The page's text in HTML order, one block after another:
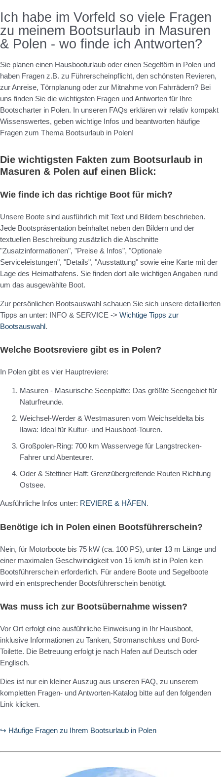
Ich habe im Vorfeld so viele Fragen
zu meinem Bootsurlaub in Masuren
& Polen - wo finde ich Antworten?
Sie planen einen Hausbooturlaub oder einen Segeltörn in Polen und
haben Fragen z.B. zu Führerscheinpflicht, den schönsten Revieren,
zur Anreise, Törnplanung oder zur Mitnahme von Fahrrädern? Bei
uns finden Sie die wichtigsten Fragen und Antworten für Ihre
Bootscharter in Polen. In unseren FAQs erklären wir relativ kompakt
Wissenswertes, geben wichtige Infos und beantworten häufige
Fragen zum Thema Bootsurlaub in Polen!
Die wichtigsten Fakten zum Bootsurlaub in
Masuren & Polen auf einen Blick:
Wie finde ich das richtige Boot für mich?
Unsere Boote sind ausführlich mit Text und Bildern beschrieben.
Jede Bootspräsentation beinhaltet neben den Bildern und der
textuellen Beschreibung zusätzlich die Abschnitte
"Zusatzinformationen", "Preise & Infos", "Optionale
Serviceleistungen", "Details", "Ausstattung" sowie eine Karte mit der
Lage des Heimathafens. Sie finden dort alle wichtigen Angaben rund
um das ausgewählte Boot.
Zur persönlichen Bootsauswahl schauen Sie sich unsere detaillierten
Tipps an unter: INFO & SERVICE -> Wichtige Tipps zur
Bootsauswahl .
Welche Bootsreviere gibt es in Polen?
In Polen gibt es vier Hauptreviere:
Masuren - Masurische Seenplatte: Das größte Seengebiet für
Naturfreunde.
Weichsel-Werder & Westmasuren vom Weichseldelta bis
Iława: Ideal für Kultur- und Hausboot-Touren.
Großpolen-Ring: 700 km Wasserwege für Langstrecken-
Fahrer und Abenteurer.
Oder & Stettiner Haff: Grenzübergreifende Routen Richtung
Ostsee.
Ausführliche Infos unter: REVIERE & HÄFEN.
Benötige ich in Polen einen Bootsführerschein?
Nein, für Motorboote bis 75 kW (ca. 100 PS), unter 13 m Länge und
einer maximalen Geschwindigkeit von 15 km/h ist in Polen kein
Bootsführerschein erforderlich. Für andere Boote und Segelboote
wird ein entsprechender Bootsführerschein benötigt.
Was muss ich zur Bootsübernahme wissen?
Vor Ort erfolgt eine ausführliche Einweisung in Ihr Hausboot,
inklusive Informationen zu Tanken, Stromanschluss und Bord-
Toilette. Die Betreuung erfolgt je nach Hafen auf Deutsch oder
Englisch.
Dies ist nur ein kleiner Auszug aus unseren FAQ, zu unserem
kompletten Fragen- und Antworten-Katalog bitte auf den folgenden
Link klicken.
↪ Häufige Fragen zu Ihrem Bootsurlaub in Polen